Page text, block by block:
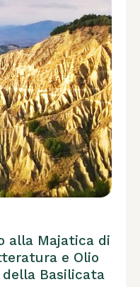
alla Majatica di
e Olio
della Basilicata